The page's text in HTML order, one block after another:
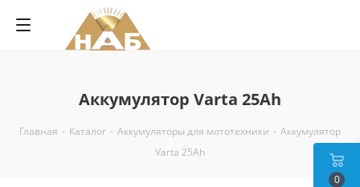
Аккумулятор Varta 25Ah
Главная - Каталог - Аккумуляторы для мототехники - Аккумулятор
Varta 25Ah
0